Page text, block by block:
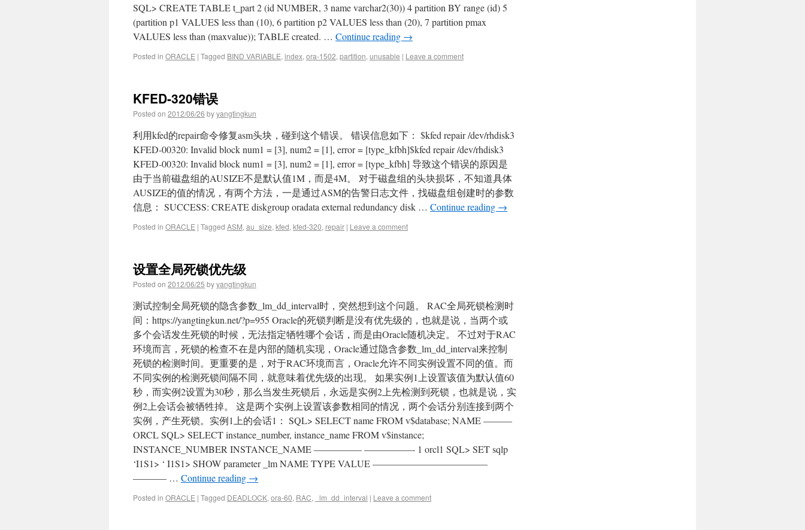
SQL> CREATE TABLE t_part 2 (id NUMBER, 3 name varchar2(30)) 4 partition BY range (id) 5
(partition p1 VALUES less than (10), 6 partition p2 VALUES less than (20), 7 partition pmax
VALUES less than (maxvalue)); TABLE created. … Continue reading →
Posted in ORACLE | Tagged BIND VARIABLE, index, ora-1502, partition, unusable | Leave a comment
KFED-320错误
Posted on 2012/06/26 byyangtingkun
利用kfed的repair命令修复asm头块，碰到这个错误。 错误信息如下： $kfed repair /dev/rhdisk3
KFED-00320: Invalid block num1 = [3], num2 = [1], error = [type_kfbh]$kfed repair /dev/rhdisk3
KFED-00320: Invalid block num1 = [3], num2 = [1], error = [type_kfbh] 导致这个错误的原因是
由于当前磁盘组的AUSIZE不是默认值1M，而是4M。 对于磁盘组的头块损坏，不知道具体
AUSIZE的值的情况，有两个方法，一是通过ASM的告警日志文件，找磁盘组创建时的参数
信息： SUCCESS: CREATE diskgroup oradata external redundancy disk … Continue reading →
Posted in ORACLE | Tagged ASM, au_size, kfed, kfed-320, repair | Leave a comment
设置全局死锁优先级
Posted on 2012/06/25 byyangtingkun
测试控制全局死锁的隐含参数_lm_dd_interval时，突然想到这个问题。 RAC全局死锁检测时
间：https://yangtingkun.net/?p=955 Oracle的死锁判断是没有优先级的，也就是说，当两个或
多个会话发生死锁的时候，无法指定牺牲哪个会话，而是由Oracle随机决定。 不过对于RAC
环境而言，死锁的检查不在是内部的随机实现，Oracle通过隐含参数_lm_dd_interval来控制
死锁的检测时间。更重要的是，对于RAC环境而言，Oracle允许不同实例设置不同的值。而
不同实例的检测死锁间隔不同，就意味着优先级的出现。 如果实例1上设置该值为默认值60
秒，而实例2设置为30秒，那么当发生死锁后，永远是实例2上先检测到死锁，也就是说，实
例2上会话会被牺牲掉。 这是两个实例上设置该参数相同的情况，两个会话分别连接到两个
实例，产生死锁。实例1上的会话1： SQL> SELECT name FROM v$database; NAME ———
ORCL SQL> SELECT instance_number, instance_name FROM v$instance;
INSTANCE_NUMBER INSTANCE_NAME ————— —————- 1 orcl1 SQL> SET sqlp
‘I1S1> ‘ I1S1> SHOW parameter _lm NAME TYPE VALUE ————————————
———– … Continue reading →
Posted in ORACLE | Tagged DEADLOCK, ora-60, RAC, _lm_dd_interval | Leave a comment